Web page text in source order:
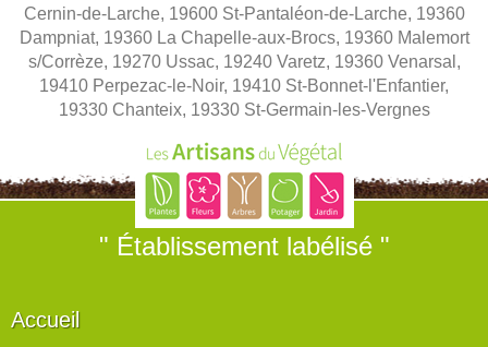
Cernin-de-Larche, 19600 St-Pantaléon-de-Larche, 19360
Dampniat, 19360 La Chapelle-aux-Brocs, 19360 Malemort
s/Corrèze, 19270 Ussac, 19240 Varetz, 19360 Venarsal,
19410 Perpezac-le-Noir, 19410 St-Bonnet-l'Enfantier,
19330 Chanteix, 19330 St-Germain-les-Vergnes
" Établissement labélisé "
Accueil